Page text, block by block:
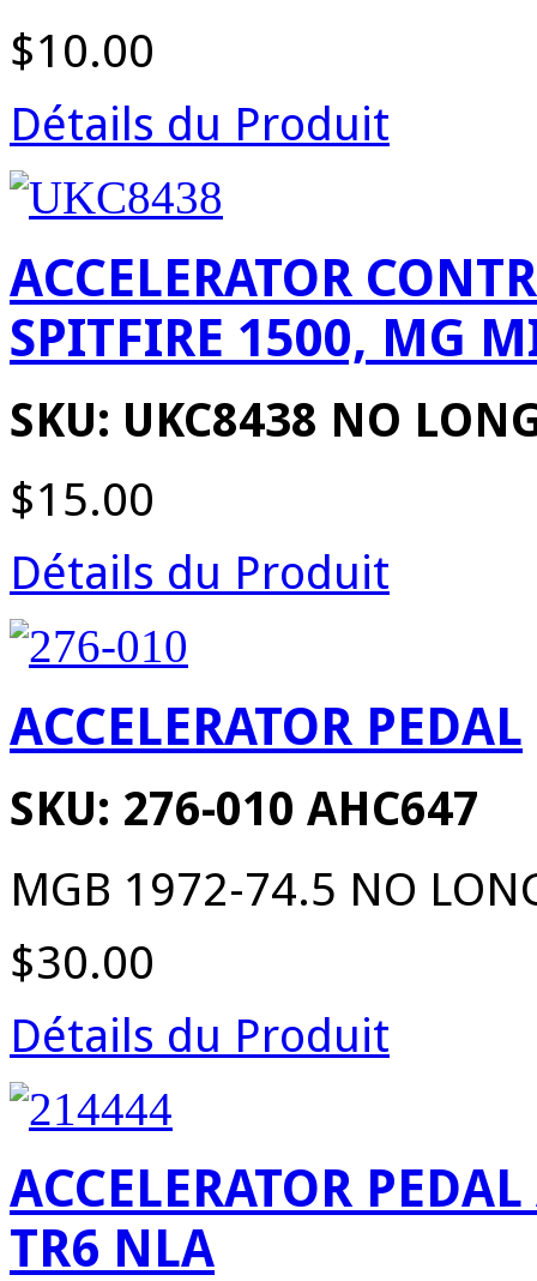
$10.00
Détails du Produit
ACCELERATOR
SPITFIRE 1500, MG
SKU: UKC8438 NO
$15.00
Détails du Produit
ACCELERATOR PEDAL
SKU: 276-010 AHC647
MGB 1972-74.5 NO
$30.00
Détails du Produit
ACCELERATOR
TR6 NLA